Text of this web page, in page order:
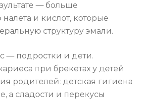
— больше
налета и кислот, которые
структуру эмали.
— подростки и дети.
при брекетах у детей
родителей: детская гигиена
а сладости и перекусы